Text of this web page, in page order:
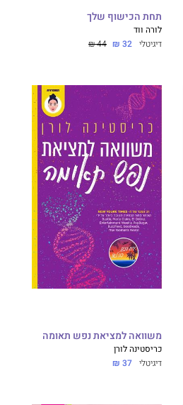
תחת הכישוף שלך
לורה ווד
דיגיטלי 32 ₪
44 ₪
משוואה למציאת נפש תאומה
כריסטינה לורן
דיגיטלי 37 ₪